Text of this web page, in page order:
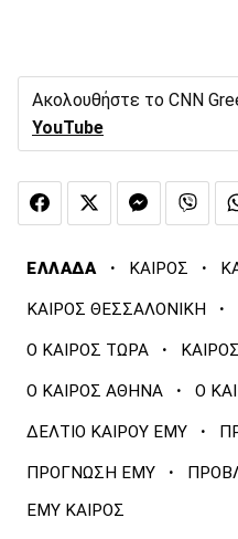
Ακολουθήστε το CNN
YouTube
ΕΛΛΑΔΑ · ΚΑΙΡΟΣ ·
ΚΑΙΡΟΣ ΘΕΣΣΑΛΟΝΙΚΗ ·
Ο ΚΑΙΡΟΣ ΤΩΡΑ ·
Ο ΚΑΙΡΟΣ ΑΘΗΝΑ · Ο
ΔΕΛΤΙΟ ΚΑΙΡΟΥ ΕΜΥ ·
ΠΡΟΓΝΩΣΗ ΕΜΥ ·
ΕΜΥ ΚΑΙΡΟΣ